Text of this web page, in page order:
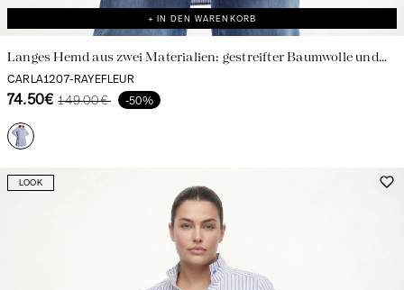
+ IN DEN WARENKORB
Langes Hemd aus zwei Materialien: gestreifter Baumwolle und
bedrucktem Lyocell
CARLA1207-RAYEFLEUR
74.50€ 149.00€ -50%
LOOK